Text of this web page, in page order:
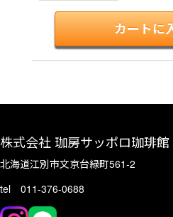
株式会社 珈房サッポロ珈琲館
北海道江別市文京台緑町561-2
tel 011-376-0688